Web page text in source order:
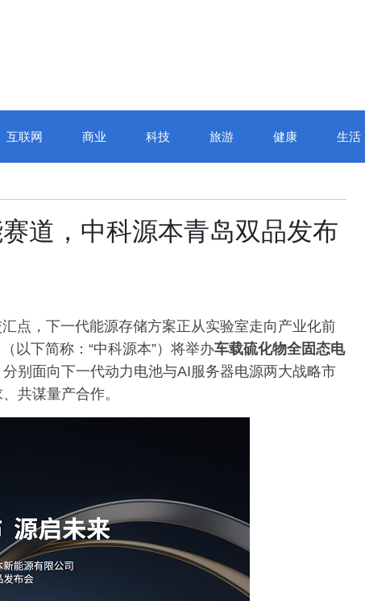
互联网 商业 科技 旅游 健康 生活
道，中科源本青岛双品发布
点，下一代能源存储方案正从实验室走向产业化前
以下简称：“中科源本”）将举办车载硫化物全固态电
分别面向下一代动力电池与AI服务器电源两大战略市
共谋量产合作。